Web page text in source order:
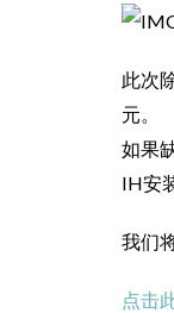
此次
元。
如果
IH安
我们
点击